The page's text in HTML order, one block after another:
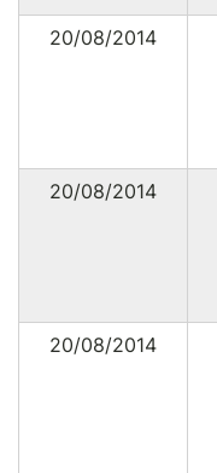
20/08/2014
20/08/2014
20/08/2014